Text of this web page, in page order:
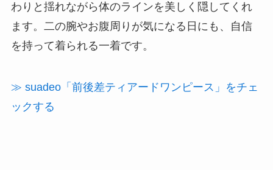
わりと揺れながら体のラインを美しく隠してくれ
ます。二の腕やお腹周りが気になる日にも、自信
を持って着られる一着です。
≫ suadeo「前後差ティアードワンピース」をチェ
ックする